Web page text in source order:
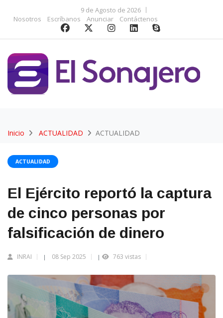
9 de Agosto de 2026
Nosotros
Escríbanos Anunciar Contáctenos
Inicio ACTUALIDAD ACTUALIDAD
ACTUALIDAD
El Ejército reportó la captura
de cinco personas por
falsificación de dinero
INRAI | 08 Sep 2025 | 763 vistas